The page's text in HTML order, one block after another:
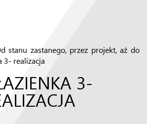
stanu zastanego, przez projekt, aż do
3- realizacja
3-